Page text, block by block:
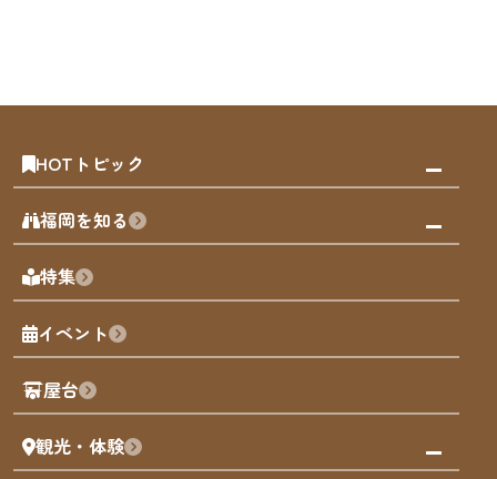
HOTトピック
みんなの旅行記
天神エリア
博多旧市街
福岡城
歴史・文化
福岡を知る
福岡の見どころ
福岡の魅力
観光カレンダー
観光PR動画
まち歩き
福岡グルメ
特集
イベント
屋台
観光・体験